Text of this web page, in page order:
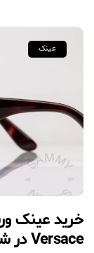
عینک
خرید عینک
Versace در شیراز